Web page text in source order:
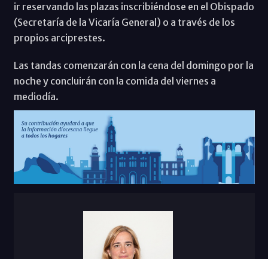
ir reservando las plazas inscribiéndose en el Obispado
(Secretaría de la Vicaría General) o a través de los
propios arciprestes.
Las tandas comenzarán con la cena del domingo por la
noche y concluirán con la comida del viernes a
mediodía.